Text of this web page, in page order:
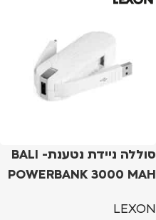
סוללה ניידת נטענת- BALI
POWERBANK 3000 MAH
LEXON